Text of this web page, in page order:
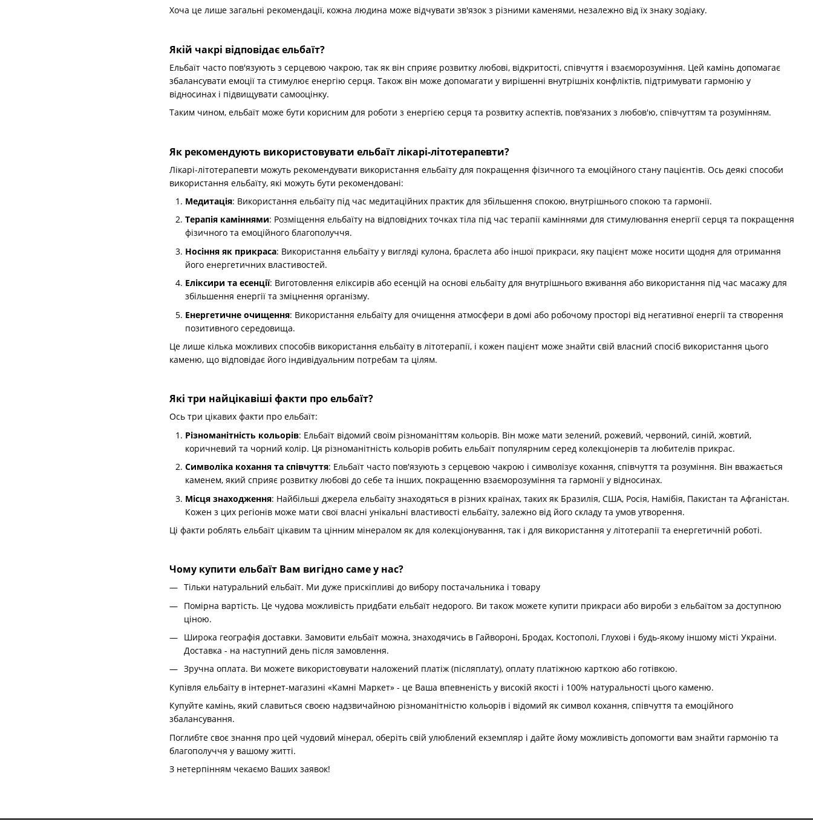
Хоча це лише загальні рекомендації, кожна людина може відчувати зв'язок з різними каменями, незалежно від їх знаку зодіаку.
Якій чакрі відповідає ельбаїт?
Ельбаїт часто пов'язують з серцевою чакрою, так як він сприяє розвитку любові, відкритості, співчуття і взаєморозуміння. Цей камінь допомагає
збалансувати емоції та стимулює енергію серця. Також він може допомагати у вирішенні внутрішніх конфліктів, підтримувати гармонію у
відносинах і підвищувати самооцінку.
Таким чином, ельбаїт може бути корисним для роботи з енергією серця та розвитку аспектів, пов'язаних з любов'ю, співчуттям та розумінням.
Як рекомендують використовувати ельбаїт лікарі-літотерапевти?
Лікарі-літотерапевти можуть рекомендувати використання ельбаїту для покращення фізичного та емоційного стану пацієнтів. Ось деякі способи
використання ельбаїту, які можуть бути рекомендовані:
Медитація: Використання ельбаїту під час медитаційних практик для збільшення спокою, внутрішнього спокою та гармонії.
Терапія каміннями: Розміщення ельбаїту на відповідних точках тіла під час терапії каміннями для стимулювання енергії серця та покращення
фізичного та емоційного благополуччя.
Носіння як прикраса: Використання ельбаїту у вигляді кулона, браслета або іншої прикраси, яку пацієнт може носити щодня для отримання
його енергетичних властивостей.
Еліксири та есенції: Виготовлення еліксирів або есенцій на основі ельбаїту для внутрішнього вживання або використання під час масажу для
збільшення енергії та зміцнення організму.
Енергетичне очищення: Використання ельбаїту для очищення атмосфери в домі або робочому просторі від негативної енергії та створення
позитивного середовища.
Це лише кілька можливих способів використання ельбаїту в літотерапії, і кожен пацієнт може знайти свій власний спосіб використання цього
каменю, що відповідає його індивідуальним потребам та цілям.
Які три найцікавіші факти про ельбаїт?
Ось три цікавих факти про ельбаїт:
Різноманітність кольорів: Ельбаїт відомий своїм різноманіттям кольорів. Він може мати зелений, рожевий, червоний, синій, жовтий,
коричневий та чорний колір. Ця різноманітність кольорів робить ельбаїт популярним серед колекціонерів та любителів прикрас.
Символіка кохання та співчуття: Ельбаїт часто пов'язують з серцевою чакрою і символізує кохання, співчуття та розуміння. Він вважається
каменем, який сприяє розвитку любові до себе та інших, покращенню взаєморозуміння та гармонії у відносинах.
Місця знаходження: Найбільші джерела ельбаїту знаходяться в різних країнах, таких як Бразилія, США, Росія, Намібія, Пакистан та Афганістан.
Кожен з цих регіонів може мати свої власні унікальні властивості ельбаїту, залежно від його складу та умов утворення.
Ці факти роблять ельбаїт цікавим та цінним мінералом як для колекціонування, так і для використання у літотерапії та енергетичній роботі.
Чому купити ельбаїт Вам вигідно саме у нас?
Тільки натуральний ельбаїт. Ми дуже прискіпливі до вибору постачальника і товару
Помірна вартість. Це чудова можливість придбати ельбаїт недорого. Ви також можете купити прикраси або вироби з ельбаїтом за доступною
ціною.
Широка географія доставки. Замовити ельбаїт можна, знаходячись в Гайвороні, Бродах, Костополі, Глухові і будь-якому іншому місті України.
Доставка - на наступний день після замовлення.
Зручна оплата. Ви можете використовувати наложений платіж (післяплату), оплату платіжною карткою або готівкою.
Купівля ельбаїту в інтернет-магазині «Камні Маркет» - це Ваша впевненість у високій якості і 100% натуральності цього каменю.
Купуйте камінь, який славиться своєю надзвичайною різноманітністю кольорів і відомий як символ кохання, співчуття та емоційного
збалансування.
Поглибте своє знання про цей чудовий мінерал, оберіть свій улюблений екземпляр і дайте йому можливість допомогти вам знайти гармонію та
благополуччя у вашому житті.
З нетерпінням чекаємо Ваших заявок!